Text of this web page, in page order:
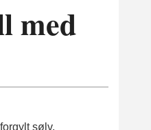
med
sølv.